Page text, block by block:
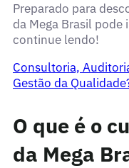
Preparado para
da Mega Brasil pode
continue lendo!
Consultoria,
Gestão da
O que é o
da Mega